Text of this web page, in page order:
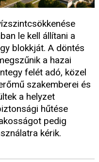
le kell állítani a
blokkját. A döntés
a hazai
felét adó, közel
szakemberei és
a helyzet
hűtése
pedig
kérik.